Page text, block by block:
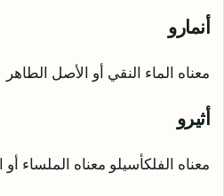
أنمارو
معناه الماء النقي أو الأصل الطاهر
أثيرو
معناه الفلكأسيلو معناه الملساء أو